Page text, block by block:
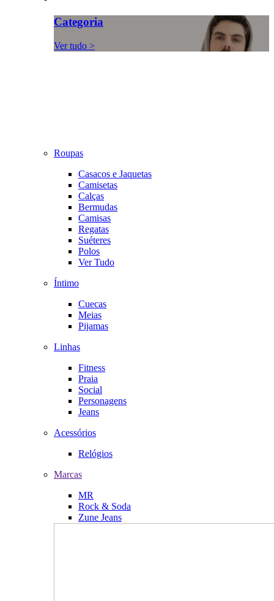
Categoria
Ver tudo >
Roupas
Casacos e Jaquetas
Camisetas
Calças
Bermudas
Camisas
Regatas
Suéteres
Polos
Ver Tudo
Íntimo
Cuecas
Meias
Pijamas
Linhas
Fitness
Praia
Social
Personagens
Jeans
Acessórios
Relógios
Marcas
MR
Rock & Soda
Zune Jeans